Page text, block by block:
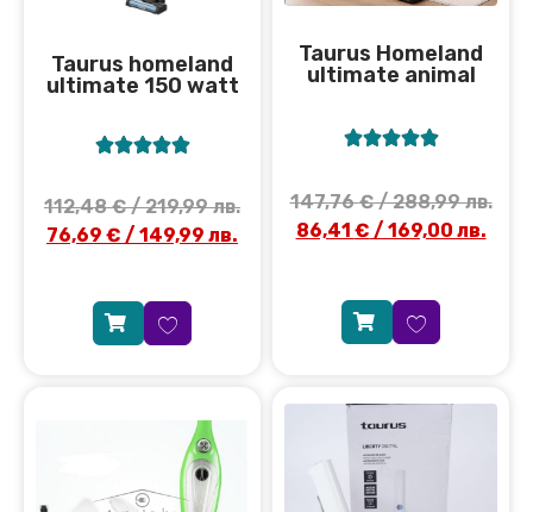
Taurus homeland
ultimate 150 watt

112,48€/ 219,99 лв.
76,69 € / 149,99 лв.
Taurus Homeland
ultimate animal

147,76€/ 288,99 лв.
86,41 € / 169,00 лв.